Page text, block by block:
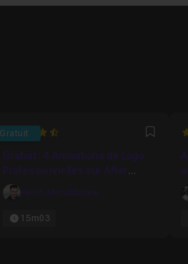
Gratuit
4.84
Gratuit : 4 Animations de Logo
Professionnelles sur After
Effects
Kevin Mendiboure
15m03
5